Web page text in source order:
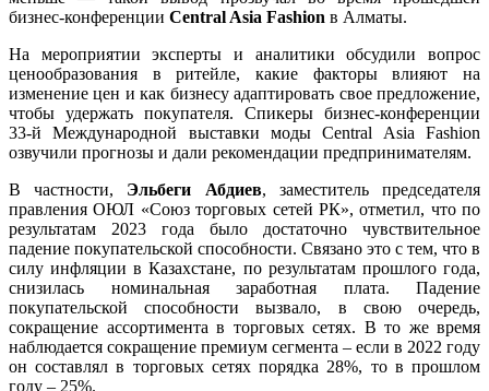
бизнес-конференции Central Asia Fashion в Алматы.
На мероприятии эксперты и аналитики обсудили вопрос
ценообразования в ритейле, какие факторы влияют на
изменение цен и как бизнесу адаптировать свое предложение,
чтобы удержать покупателя. Спикеры бизнес-конференции
33-й Международной выставки моды Central Asia Fashion
озвучили прогнозы и дали рекомендации предпринимателям.
В частности, Эльбеги Абдиев, заместитель председателя
правления ОЮЛ «Союз торговых сетей РК», отметил, что по
результатам 2023 года было достаточно чувствительное
падение покупательской способности. Связано это с тем, что в
силу инфляции в Казахстане, по результатам прошлого года,
снизилась номинальная заработная плата. Падение
покупательской способности вызвало, в свою очередь,
сокращение ассортимента в торговых сетях. В то же время
наблюдается сокращение премиум сегмента – если в 2022 году
он составлял в торговых сетях порядка 28%, то в прошлом
году – 25%.